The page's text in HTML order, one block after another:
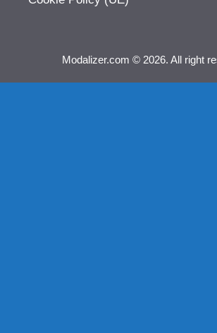
Modalizer.com © 2026. All right